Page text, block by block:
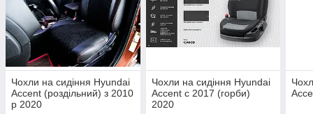
Чохли на сидіння Hyundai
Accent (роздільний) з 2010
р 2020
Чохли на сидіння Hyundai
Accent c 2017 (горби)
2020